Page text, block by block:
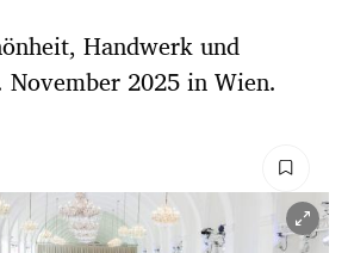
Handwerk und
2025 in Wien.
schließen